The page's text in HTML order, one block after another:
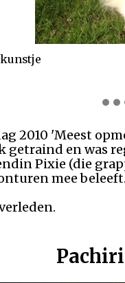
2010 'Meest
getraind en was
Pixie (die
mee beleeft.